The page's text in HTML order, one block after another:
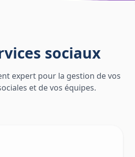
sociaux
expert pour la gestion de vos
et de vos équipes.